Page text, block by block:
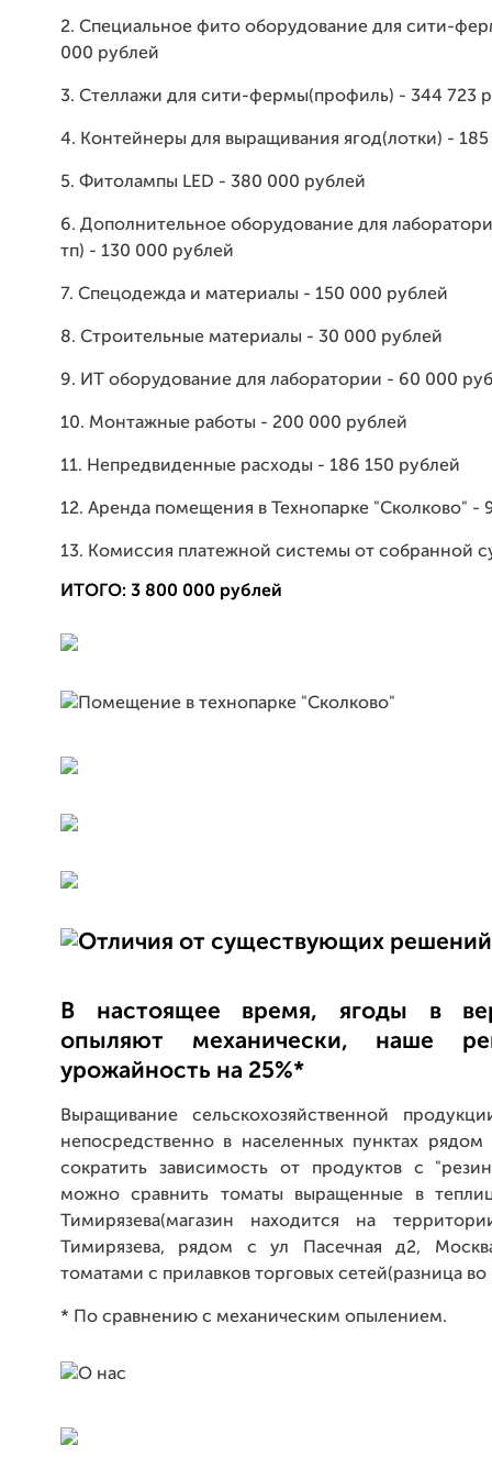
2. Специальное фито оборудование для сити-
000 рублей
3. Стеллажи для сити-фермы(профиль) - 344 723
4. Контейнеры для выращивания ягод(лотки) -
5. Фитолампы LED - 380 000 рублей
6. Дополнительное оборудование для
тп) - 130 000 рублей
7. Спецодежда и материалы - 150 000 рублей
8. Строительные материалы - 30 000 рублей
9. ИТ оборудование для лаборатории - 60 000
10. Монтажные работы - 200 000 рублей
11. Непредвиденные расходы - 186 150 рублей
12. Аренда помещения в Технопарке "Сколково" -
13. Комиссия платежной системы от собранной
ИТОГО: 3 800 000 рублей
В настоящее время, ягоды в
опыляют механически, наше
урожайность на 25%*
Выращивание сельскохозяйственной
непосредственно в населенных пунктах
сократить зависимость от продуктов с
можно сравнить томаты выращенные в
Тимирязева(магазин находится на
Тимирязева, рядом с ул Пасечная д2,
томатами с прилавков торговых сетей(разница во
* По сравнению с механическим опылением.